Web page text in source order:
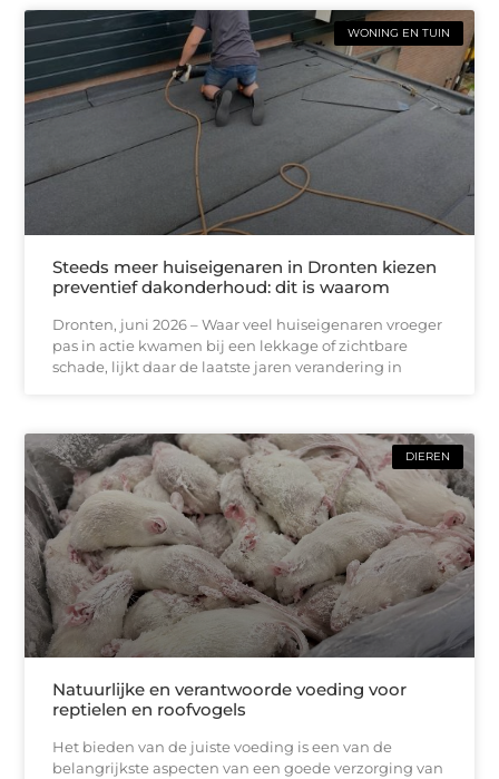
WONING EN TUIN
Steeds meer huiseigenaren in Dronten kiezen
preventief dakonderhoud: dit is waarom
Dronten, juni 2026 – Waar veel huiseigenaren vroeger
pas in actie kwamen bij een lekkage of zichtbare
schade, lijkt daar de laatste jaren verandering in
DIEREN
Natuurlijke en verantwoorde voeding voor
reptielen en roofvogels
Het bieden van de juiste voeding is een van de
belangrijkste aspecten van een goede verzorging van